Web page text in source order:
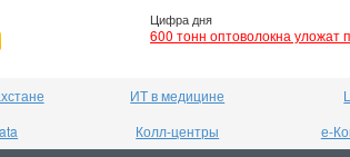
Цифра дня
600 тонн оптоволокна уложат
ИТ в медицине
Колл-центры е-